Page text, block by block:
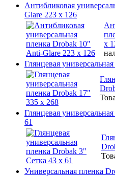
Антибликовая
Glare 223 x 126
x
Глянцевая
Глянцевая
61
Универсальная пленка